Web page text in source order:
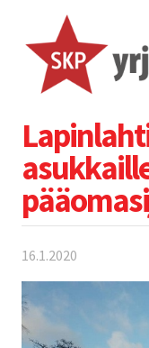
16.1.2020